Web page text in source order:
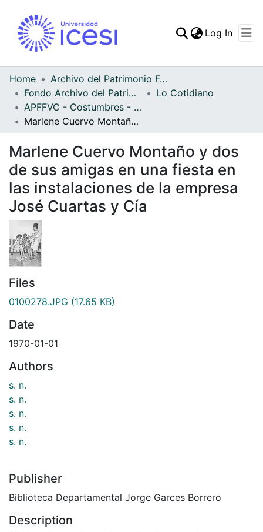
Statistics
Log In
Home
Archivo del Patrimonio Fotográfico y Fílmico del Valle del Cauca
Fondo Archivo del Patrimonio Fotográfico y Fílmico del Valle del Cauca
Lo Cotidiano
APFFVC - Costumbres - Patrimonial
Marlene Cuervo Montaño y dos de sus amigas en una fiesta en las instalaciones de la empresa José Cuartas y Cía
Marlene Cuervo Montaño y dos
de sus amigas en una fiesta en
las instalaciones de la empresa
José Cuartas y Cía
Files
0100278.JPG (17.65 KB)
Date
1970-01-01
Authors
s. n.
s. n.
s. n.
s. n.
s. n.
Publisher
Biblioteca Departamental Jorge Garces Borrero
Description